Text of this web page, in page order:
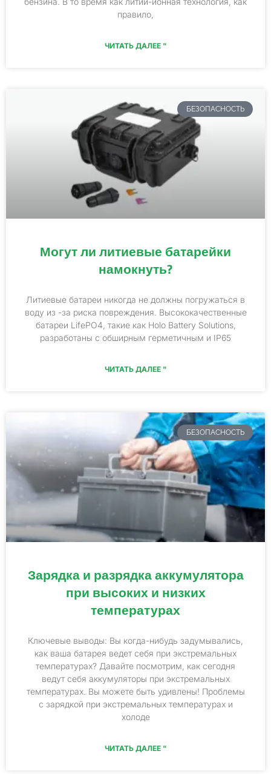
правило,
ЧИТАТЬ ДАЛЕЕ "
БЕЗОПАСНОСТЬ
Могут ли литиевые батарейки
намокнуть?
Литиевые батареи никогда не должны погружаться в
воду из -за риска повреждения. Высококачественные
батареи LifePO4, такие как Holo Battery Solutions,
разработаны с обширным герметичным и IP65
ЧИТАТЬ ДАЛЕЕ "
БЕЗОПАСНОСТЬ
Зарядка и разрядка аккумулятора
при высоких и низких
температурах
Ключевые выводы: Вы когда-нибудь задумывались,
как ваша батарея ведет себя при экстремальных
температурах? Давайте посмотрим, как сегодня
ведут себя аккумуляторы при экстремальных
температурах. Вы можете быть удивлены! Проблемы
с зарядкой при экстремальных температурах и
холоде
ЧИТАТЬ ДАЛЕЕ "